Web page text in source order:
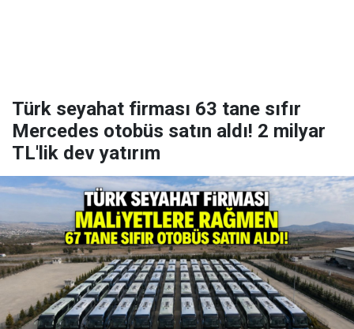
Türk seyahat firması 63 tane sıfır
Mercedes otobüs satın aldı! 2 milyar
TL'lik dev yatırım